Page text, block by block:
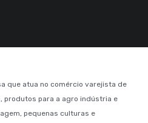
que atua no comércio varejista de
produtos para a agro indústria e
pequenas culturas e